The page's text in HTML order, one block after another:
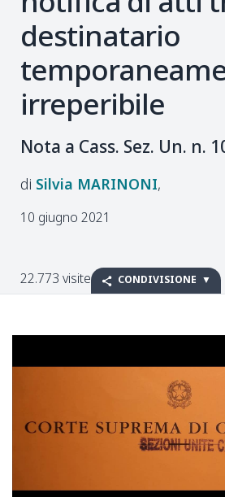
destinatario
irreperibile
Nota a Cass. Sez. Un. n.
Silvia MARINONI
10 giugno 2021
22.773 visite CONDIVISIONE